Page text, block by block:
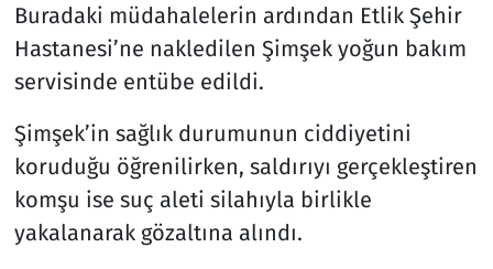
Buradaki müdahalelerin ardından Etlik Şehir
Hastanesi’ne nakledilen Şimşek yoğun bakım
servisinde entübe edildi.
Şimşek’in sağlık durumunun ciddiyetini
koruduğu öğrenilirken, saldırıyı gerçekleştiren
komşu ise suç aleti silahıyla birlikle
yakalanarak gözaltına alındı.